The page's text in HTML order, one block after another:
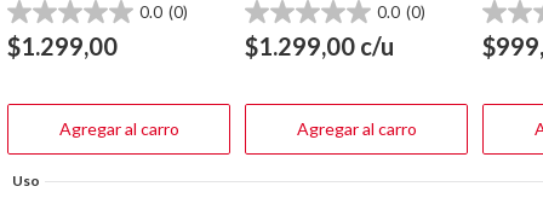
0.0 (0)
0.0
de
5
$1.299,00
Agregar al carro
0.0 (0)
0.0
de
5
$1.299,00 c/u
Agregar al carro
0.0
de
5
$
Uso